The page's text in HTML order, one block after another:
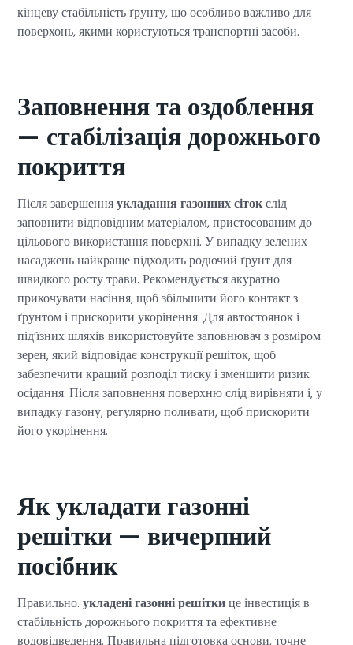
кінцеву стабільність ґрунту, що особливо важливо для
поверхонь, якими користуються транспортні засоби.
Заповнення та оздоблення
— стабілізація дорожнього
покриття
Після завершенняукладання газонних сітокслід
заповнити відповідним матеріалом, пристосованим до
цільового використання поверхні. У випадку зелених
насаджень найкраще підходить родючий ґрунт для
швидкого росту трави. Рекомендується акуратно
прикочувати насіння, щоб збільшити його контакт з
ґрунтом і прискорити укорінення. Для автостоянок і
під’їзних шляхів використовуйте заповнювач з розміром
зерен, який відповідає конструкції решіток, щоб
забезпечити кращий розподіл тиску і зменшити ризик
осідання. Після заповнення поверхню слід вирівняти і, у
випадку газону, регулярно поливати, щоб прискорити
його укорінення.
Як укладати газонні
решітки — вичерпний
посібник
Правильно.укладені газонні решіткице інвестиція в
стабільність дорожнього покриття та ефективне
водовідведення. Правильна підготовка основи, точне